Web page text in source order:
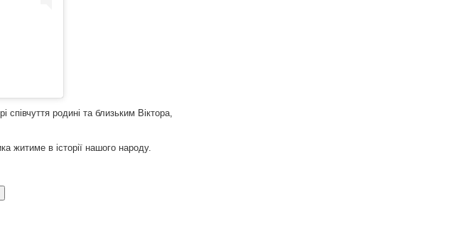
родині та близьким Віктора,
житиме в історії нашого народу.